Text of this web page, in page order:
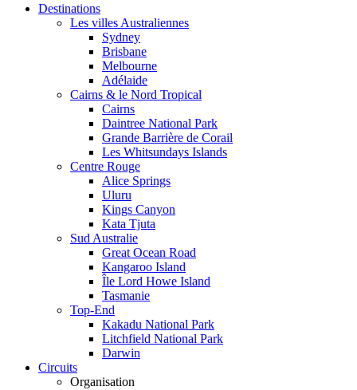
Destinations
Les villes Australiennes
Sydney
Brisbane
Melbourne
Adélaide
Cairns & le Nord Tropical
Cairns
Daintree National Park
Grande Barrière de Corail
Les Whitsundays Islands
Centre Rouge
Alice Springs
Uluru
Kings Canyon
Kata Tjuta
Sud Australie
Great Ocean Road
Kangaroo Island
Île Lord Howe Island
Tasmanie
Top-End
Kakadu National Park
Litchfield National Park
Darwin
Circuits
Organisation